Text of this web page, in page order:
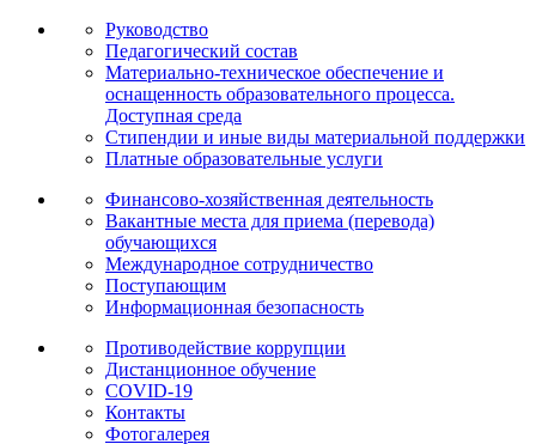
Руководство
Педагогический состав
Материально-техническое обеспечение и
оснащенность образовательного процесса.
Доступная среда
Стипендии и иные виды материальной поддержки
Платные образовательные услуги
Финансово-хозяйственная деятельность
Вакантные места для приема (перевода)
обучающихся
Международное сотрудничество
Поступающим
Информационная безопасность
Противодействие коррупции
Дистанционное обучение
COVID-19
Контакты
Фотогалерея